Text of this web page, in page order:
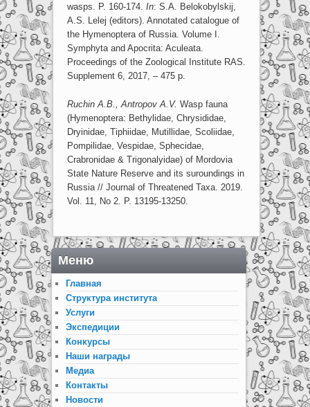
wasps. P. 160-174. In: S.A. Belokobylskij,
A.S. Lelej (editors). Annotated catalogue of
the Hymenoptera of Russia. Volume I.
Symphyta and Apocrita: Aculeata.
Proceedings of the Zoological Institute RAS.
Supplement 6, 2017, – 475 p.
RuchinA.B.,AntropovA.V. Wasp fauna
(Hymenoptera: Bethylidae, Chrysididae,
Dryinidae, Tiphiidae, Mutillidae, Scoliidae,
Pompilidae, Vespidae, Sphecidae,
Crabronidae & Trigonalyidae) of Mordovia
State Nature Reserve and its suroundings in
Russia // Journal of Threatened Taxa. 2019.
Vol. 11, No 2. P. 13195-13250.
Меню
Главная
Структура института
Услуги
Экспедиции
Конкурсы
Наши награды
Медиа
Контакты
Новости